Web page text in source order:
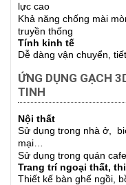
lực cao
Khả năng chống mài
truyền thống
Tính kinh tế
Dễ dàng vận chuyển,
ỨNG DỤNG GẠCH
TINH
Nội thất
Sử dụng trong nhà ở,
mại…
Sử dụng trong quán
Trang trí ngoại thất,
Thiết kế bàn ghế ngồi,